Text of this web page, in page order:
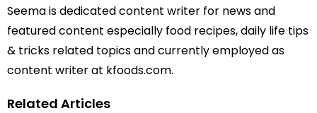
Seema is dedicated content writer for news and
featured content especially food recipes, daily life tips
& tricks related topics and currently employed as
content writer at kfoods.com.
Related Articles